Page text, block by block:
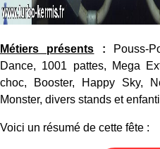
Métiers présents : Pouss-
Dance, 1001 pattes, Mega
choc, Booster, Happy Sky,
Monster, divers stands et
Voici un résumé de cette fête :